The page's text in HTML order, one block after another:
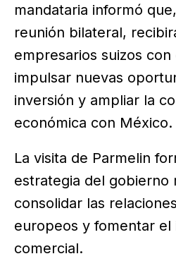
mandataria informó
reunión bilateral,
empresarios suizos
impulsar nuevas
inversión y ampliar la
económica con México.
La visita de Parmelin
estrategia del gobierno
consolidar las
europeos y fomentar el
comercial.